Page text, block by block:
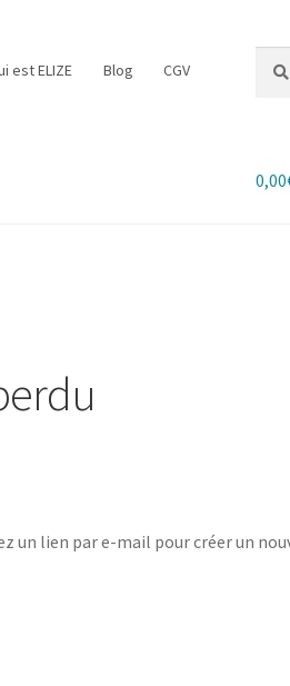
est ELIZE Blog CGV
pour :
0,00
un lien par e-mail pour créer un